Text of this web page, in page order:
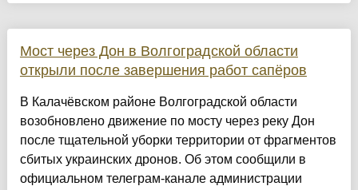
Мост через Дон в Волгоградской области
открыли после завершения работ сапёров
В Калачёвском районе Волгоградской области
возобновлено движение по мосту через реку Дон
после тщательной уборки территории от фрагментов
сбитых украинских дронов. Об этом сообщили в
официальном телеграм-канале администрации